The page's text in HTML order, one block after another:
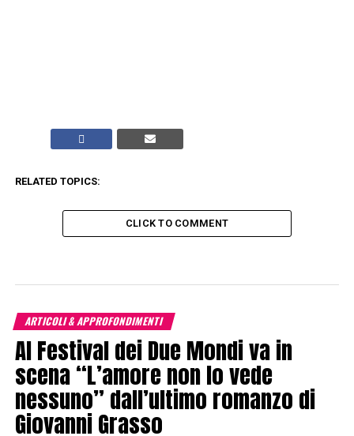
RELATED TOPICS:
CLICK TO COMMENT
ARTICOLI & APPROFONDIMENTI
Al Festival dei Due Mondi va in
scena “L’amore non lo vede
nessuno” dall’ultimo romanzo di
Giovanni Grasso